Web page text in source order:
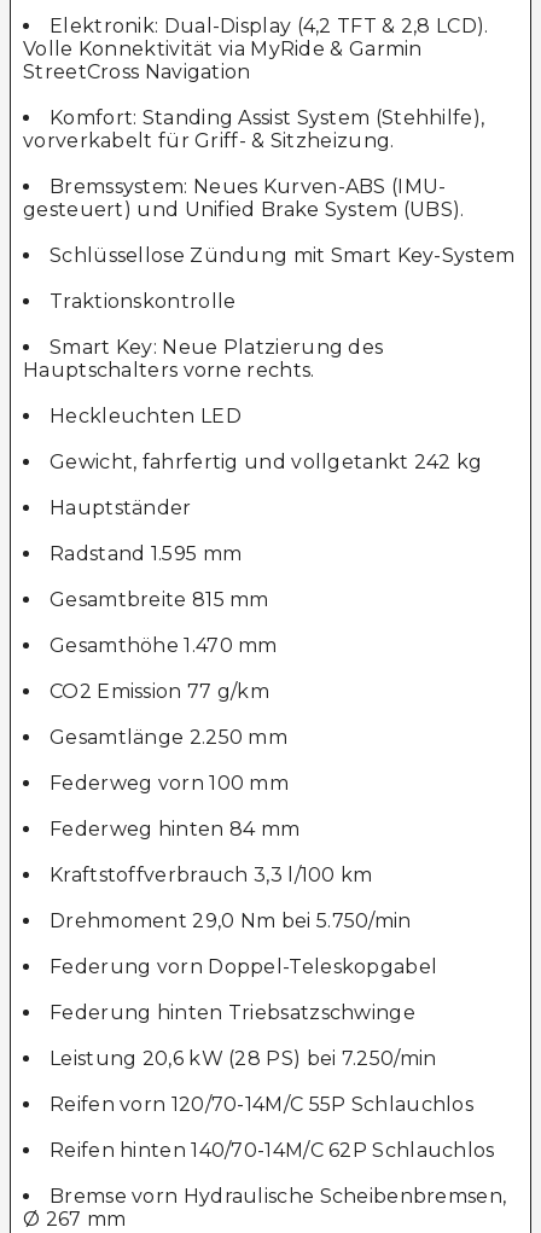
Elektronik: Dual-Display (4,2 TFT & 2,8 LCD).
Volle Konnektivität via MyRide & Garmin
StreetCross Navigation
Komfort: Standing Assist System (Stehhilfe),
vorverkabelt für Griff- & Sitzheizung.
Bremssystem: Neues Kurven-ABS (IMU-
gesteuert) und Unified Brake System (UBS).
Schlüssellose Zündung mit Smart Key-System
Traktionskontrolle
Smart Key: Neue Platzierung des
Hauptschalters vorne rechts.
Heckleuchten LED
Gewicht, fahrfertig und vollgetankt 242 kg
Hauptständer
Radstand 1.595 mm
Gesamtbreite 815 mm
Gesamthöhe 1.470 mm
CO2 Emission 77 g/km
Gesamtlänge 2.250 mm
Federweg vorn 100 mm
Federweg hinten 84 mm
Kraftstoffverbrauch 3,3 l/100 km
Drehmoment 29,0 Nm bei 5.750/min
Federung vorn Doppel-Teleskopgabel
Federung hinten Triebsatzschwinge
Leistung 20,6 kW (28 PS) bei 7.250/min
Reifen vorn 120/70-14M/C 55P Schlauchlos
Reifen hinten 140/70-14M/C 62P Schlauchlos
Bremse vorn Hydraulische Scheibenbremsen,
Ø 267 mm